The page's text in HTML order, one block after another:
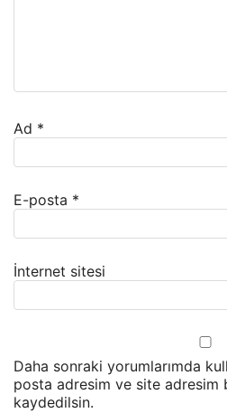
Ad *
E-posta *
İnternet sitesi
Daha sonraki yorumlarımda
posta adresim ve site adresim
kaydedilsin.